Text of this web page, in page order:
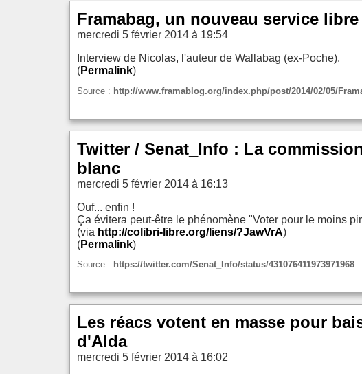
Framabag, un nouveau service
mercredi 5 février 2014 à 19:54
Interview de Nicolas, l'auteur de Wallabag (ex-Poche).
(Permalink)
Source : http://www.framablog.org/index.php/post/2014/02/05/
Twitter / Senat_Info : La
blanc
mercredi 5 février 2014 à 16:13
Ouf... enfin !
Ça évitera peut-être le phénomène "Voter pour le moins
(via http://colibri-libre.org/liens/?JawVrA)
(Permalink)
Source : https://twitter.com/Senat_Info/status/431076411973971968
Les réacs votent en masse pour
d'Alda
mercredi 5 février 2014 à 16:02